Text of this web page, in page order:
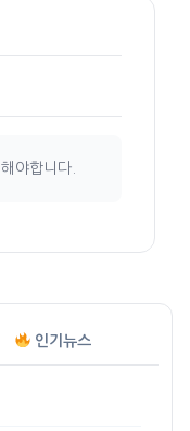
해야합니다.
인기뉴스